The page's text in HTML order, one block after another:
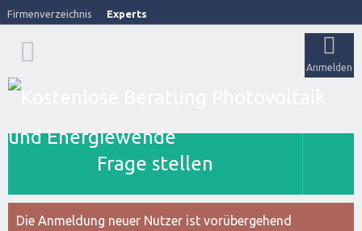
Firmenverzeichnis Experts
Anmelden
Frage stellen
Die Anmeldung neuer Nutzer ist vorübergehend